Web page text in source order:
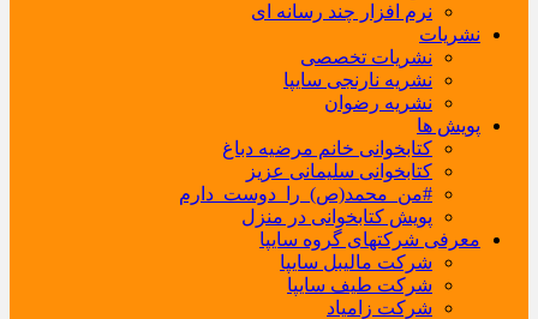
نرم افزار چند رسانه ای
نشریات
نشریات تخصصی
نشریه نارنجی سایپا
نشریه رضوان
پویش ها
کتابخوانی خانم مرضیه دباغ
کتابخوانی سلیمانی عزیز
#من_محمد(ص)_را_دوست_دارم
پویش کتابخوانی در منزل
معرفی شرکتهای گروه سایپا
شرکت مالیبل سایپا
شرکت طیف سایپا
شرکت زامیاد